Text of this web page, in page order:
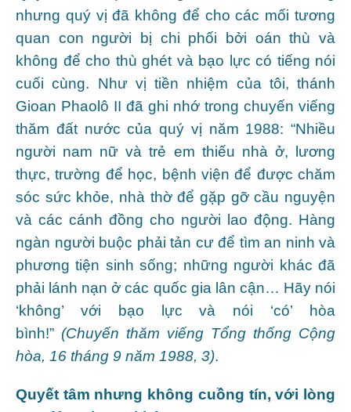
nhưng quý vị đã không để cho các mối tương
quan con người bị chi phối bởi oán thù và
không để cho thù ghét và bạo lực có tiếng nói
cuối cùng. Như vị tiền nhiệm của tôi, thánh
Gioan Phaolô II đã ghi nhớ trong chuyến viếng
thăm đất nước của quý vị năm 1988: “Nhiều
người nam nữ và trẻ em thiếu nhà ở, lương
thực, trường để học, bệnh viện để được chăm
sóc sức khỏe, nhà thờ để gặp gỡ cầu nguyện
và các cánh đồng cho người lao động. Hàng
ngàn người buộc phải tản cư để tìm an ninh và
phương tiện sinh sống; những người khác đã
phải lánh nạn ở các quốc gia lân cận… Hãy nói
‘không’ với bạo lực và nói ‘có’ hòa
bình!” (Chuyến thăm viếng Tổng thống Cộng
hòa, 16 tháng 9 năm 1988, 3).
Quyết tâm nhưng không cuồng tín, với lòng